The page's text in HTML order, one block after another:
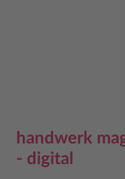
handwerk
- digital